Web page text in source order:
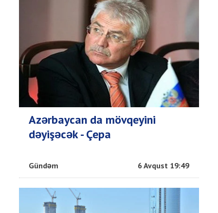
Azərbaycan da mövqeyini
dəyişəcək - Çepa
Gündəm 6 Avqust 19:49